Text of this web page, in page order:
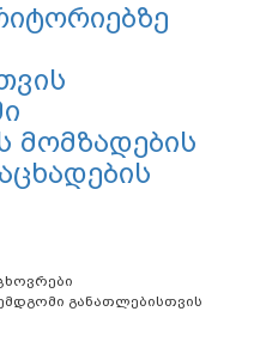
მომზადების
განათლებისთვის